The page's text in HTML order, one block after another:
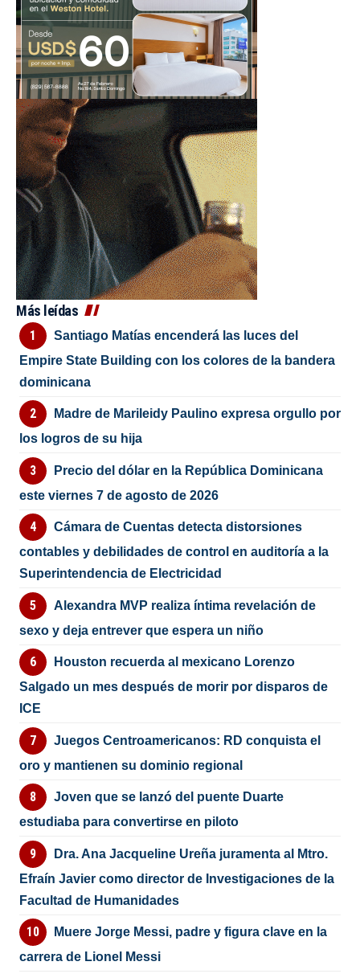
Más leídas
Santiago Matías encenderá las luces del
Empire State Building con los colores de la bandera
dominicana
Madre de Marileidy Paulino expresa orgullo por
los logros de su hija
Precio del dólar en la República Dominicana
este viernes 7 de agosto de 2026
Cámara de Cuentas detecta distorsiones
contables y debilidades de control en auditoría a la
Superintendencia de Electricidad
Alexandra MVP realiza íntima revelación de
sexo y deja entrever que espera un niño
Houston recuerda al mexicano Lorenzo
Salgado un mes después de morir por disparos de
ICE
Juegos Centroamericanos: RD conquista el
oro y mantienen su dominio regional
Joven que se lanzó del puente Duarte
estudiaba para convertirse en piloto
Dra. Ana Jacqueline Ureña juramenta al Mtro.
Efraín Javier como director de Investigaciones de la
Facultad de Humanidades
Muere Jorge Messi, padre y figura clave en la
carrera de Lionel Messi